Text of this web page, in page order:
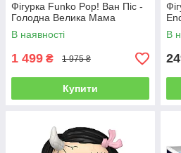
Фігурка Funko Pop! Ван Піс -
Голодна Велика Мама
В наявності
1 499 ₴ 1 975 ₴
Купити
В